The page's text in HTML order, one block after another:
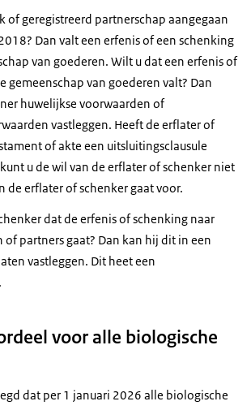
of geregistreerd partnerschap aangegaan
Dan valt een erfenis of een schenking
van goederen. Wilt u dat een erfenis of
gemeenschap van goederen valt? Dan
huwelijkse voorwaarden of
vastleggen. Heeft de erflater of
of akte een uitsluitingsclausule
u de wil van de erflater of schenker niet
de erflater of schenker gaat voor.
dat de erfenis of schenking naar
partners gaat? Dan kan hij dit in een
vastleggen. Dit heet een
voor alle biologische
dat per 1 januari 2026 alle biologische